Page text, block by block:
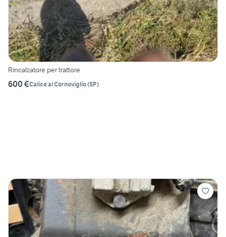
Rincalzatore per trattore
600 €Calice al Cornoviglio(SP)